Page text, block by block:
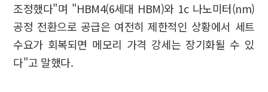
조정했다"며 "HBM4(6세대 HBM)와 1c 나노미터(nm)
공정 전환으로 공급은 여전히 제한적인 상황에서 세트
수요가 회복되면 메모리 가격 강세는 장기화될 수 있
다"고 말했다.